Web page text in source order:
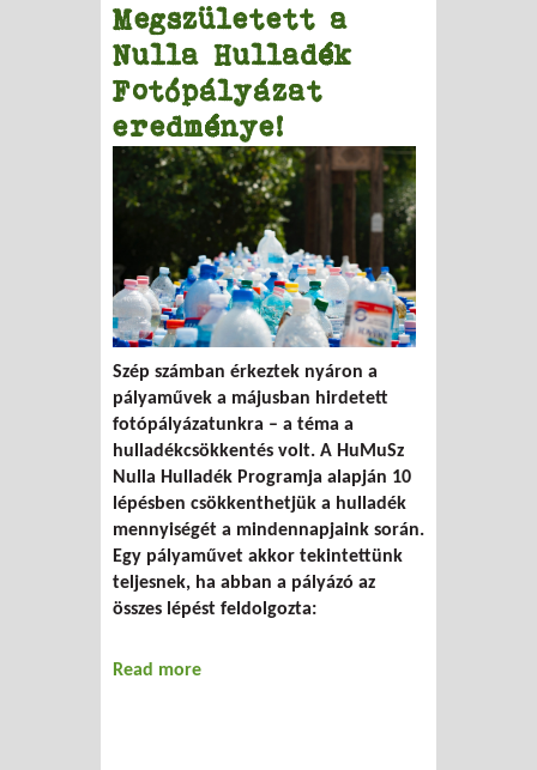
Megszületett a
Nulla Hulladék
Fotópályázat
eredménye!
Szép számban érkeztek nyáron a
pályaművek a májusban hirdetett
fotópályázatunkra – a téma a
hulladékcsökkentés volt. A HuMuSz
Nulla Hulladék Programja alapján 10
lépésben csökkenthetjük a hulladék
mennyiségét a mindennapjaink során.
Egy pályaművet akkor tekintettünk
teljesnek, ha abban a pályázó az
összes lépést feldolgozta:
Read more